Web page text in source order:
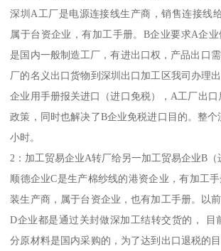
深圳A工厂是电源连接线生产商，销售连接线
属于台资企业，有加工手册。B企业要求A企
是国内一般制造工厂，有进出口权，产品出口
厂的名义出口货物到深圳出口加工区我司办理
企业用手册报关进口（进口免税），A工厂出
政策，同时也解决了B企业免税进口目的。整
小时。
2：加工贸易企业A转厂给另一加工贸易企业B（
顺德企业C是生产棉纱线的港资企业，有加工
装生产商，属于台资企业，也有加工手册。以
D企业都是通过关封做深加工结转交货的， 目
分原材料是国内采购的，为了达到出口退税的